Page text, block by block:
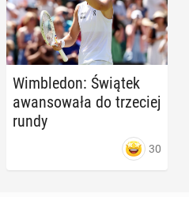
Wim­ble­don: Świątek
awan­so­wa­ła do trze­ciej
rundy
30